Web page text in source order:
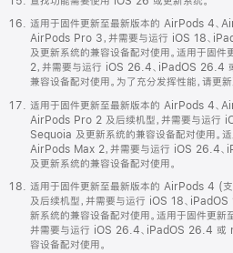
适用于固件更新至最新版本的 AirPods 4、
AirPods Pro 3，并需要与运行 iOS 18、
及更新系统的兼容设备配对使用。适用于固
2，并需要与运行 iOS 26.4、iPadOS 26.4
兼容设备配对使用。为了充分发挥性能，请更
适用于固件更新至最新版本的 AirPods 4、
AirPods Pro 2 及后续机型，并需要与运行
Sequoia 及更新系统的兼容设备配对使用。
AirPods Max 2，并需要与运行 iOS 26.4
及更新系统的兼容设备配对使用。
适用于固件更新至最新版本的 AirPods 4 (
及后续机型，并需要与运行 iOS 18、
新系统的兼容设备配对使用。适用于固件更
并需要与运行 iOS 26.4、iPadOS 26.4 或
容设备配对使用。